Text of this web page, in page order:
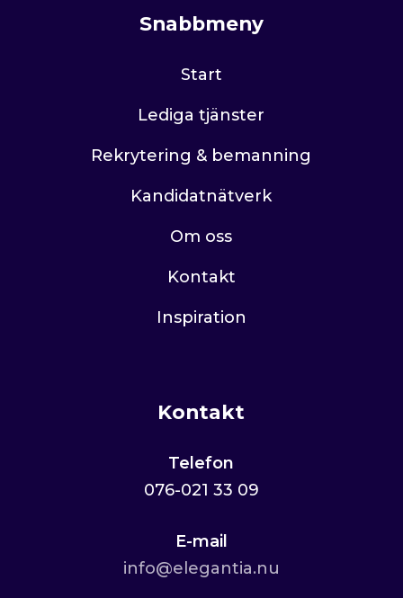
Snabbmeny
Start
Lediga tjänster
Rekrytering & bemanning
Kandidatnätverk
Om oss
Kontakt
Inspiration
Kontakt
Telefon
076-021 33 09
E-mail
info@elegantia.nu